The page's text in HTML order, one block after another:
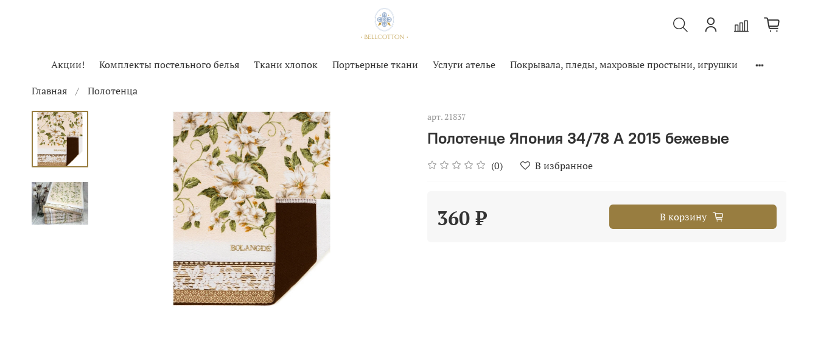
Акции! Комплекты постельного белья Ткани хлопок Портьерные ткани Услуги ателье
Покрывала, пледы, махровые простыни, игрушки
Главная
Полотенца
арт. 21837
Полотенце Япония 34/78 А 2015 бежевые
(0) В избранное
360 ₽ В корзину